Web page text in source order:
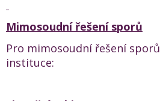
Mimosoudní řešení sporů
Pro mimosoudní řešení
instituce: